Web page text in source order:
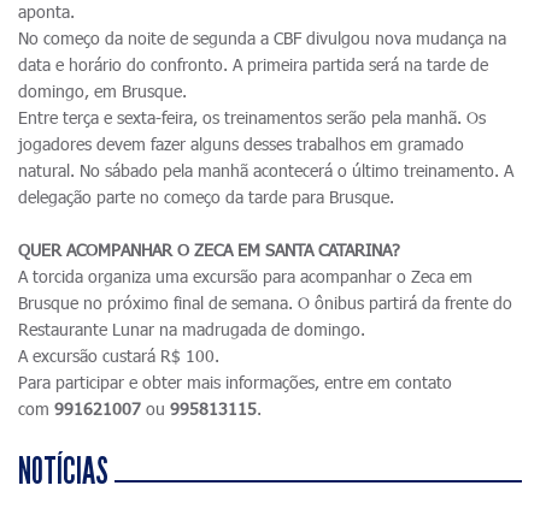
aponta.
No começo da noite de segunda a CBF divulgou nova mudança na
data e horário do confronto. A primeira partida será na tarde de
domingo, em Brusque.
Entre terça e sexta-feira, os treinamentos serão pela manhã. Os
jogadores devem fazer alguns desses trabalhos em gramado
natural. No sábado pela manhã acontecerá o último treinamento. A
delegação parte no começo da tarde para Brusque.
QUER ACOMPANHAR O ZECA EM SANTA CATARINA?
A torcida organiza uma excursão para acompanhar o Zeca em
Brusque no próximo final de semana. O ônibus partirá da frente do
Restaurante Lunar na madrugada de domingo.
A excursão custará R$ 100.
Para participar e obter mais informações, entre em contato
com 991621007 ou 995813115.
NOTÍCIAS